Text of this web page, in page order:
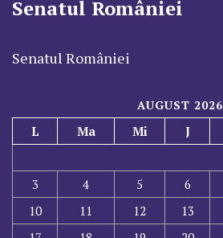
Senatul României
Senatul României
AUGUST 2026
L Ma Mi J
3
4 5 6
10
11 12 13